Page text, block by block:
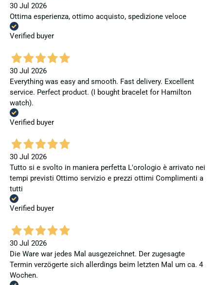
30 Jul 2026
Ottima esperienza, ottimo acquisto, spedizione veloce
Verified buyer
30 Jul 2026
Everything was easy and smooth. Fast delivery. Excellent
service. Perfect product. (I bought bracelet for Hamilton
watch).
Verified buyer
30 Jul 2026
Tutto si e svolto in maniera perfetta L'orologio è arrivato nei
tempi previsti Ottimo servizio e prezzi ottimi Complimenti a
tutti
Verified buyer
30 Jul 2026
Die Ware war jedes Mal ausgezeichnet. Der zugesagte
Termin verzögerte sich allerdings beim letzten Mal um ca. 4
Wochen.